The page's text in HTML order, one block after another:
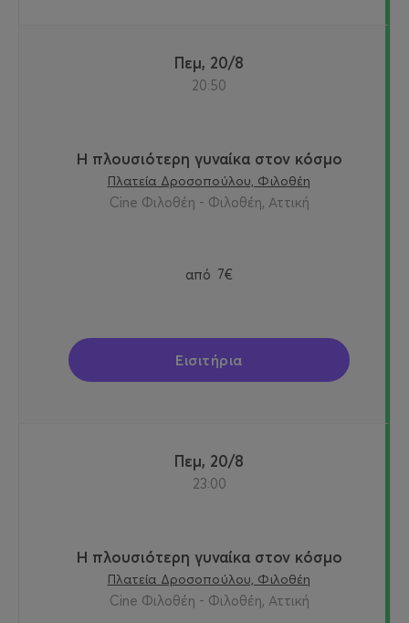
Πεμ, 20/8
20:50
Η πλουσιότερη γυναίκα στον κόσμο
Πλατεία Δροσοπούλου, Φιλοθέη
Cine Φιλοθέη - Φιλοθέη, Αττική
από 7€
Εισιτήρια
Πεμ, 20/8
23:00
Η πλουσιότερη γυναίκα στον κόσμο
Πλατεία Δροσοπούλου, Φιλοθέη
Cine Φιλοθέη - Φιλοθέη, Αττική